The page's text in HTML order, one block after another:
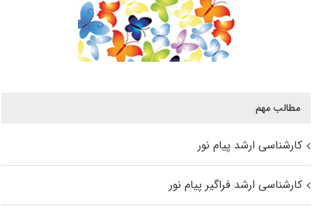
مطالب مهم
کارشناسی ارشد پیام نور
کارشناسی ارشد فراگیر پیام نور